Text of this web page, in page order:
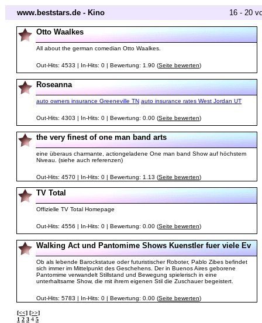
www.beststars.de - Kino 16 - 20
Otto Waalkes
All about the german comedian Otto Waalkes.
Out-Hits: 4533 | In-Hits: 0 | Bewertung: 1.90 (Seite bewerten)
Roseanna
auto owners insurance Greeneville TN auto insurance rates West Jordan UT
Out-Hits: 4303 | In-Hits: 0 | Bewertung: 0.00 (Seite bewerten)
the very finest of one man band arts
eine überaus charmante, actiongeladene One man band Show auf höchstem
Niveau. (siehe auch referenzen)
Out-Hits: 4570 | In-Hits: 0 | Bewertung: 1.13 (Seite bewerten)
TV Total
Offizielle TV Total Homepage
Out-Hits: 4556 | In-Hits: 0 | Bewertung: 0.00 (Seite bewerten)
Walking Act und Pantomime Shows Kuenstler fuer viele Ev
Ob als lebende Barockstatue oder futuristischer Roboter, Pablo Zibes befindet
sich immer im Mittelpunkt des Geschehens. Der in Buenos Aires geborene
Pantomime verwandelt Stillstand und Bewegung spielerisch in eine
unterhaltsame Show, die mit ihrem eigenen Stil die Zuschauer begeistert.
Out-Hits: 5783 | In-Hits: 0 | Bewertung: 0.00 (Seite bewerten)
[<<] [>>]
1 2 3 4 5